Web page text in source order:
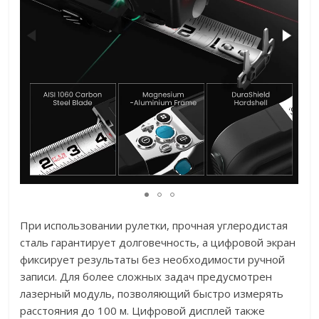
При использовании рулетки, прочная углеродистая
сталь гарантирует долговечность, а цифровой экран
фиксирует результаты без необходимости ручной
записи. Для более сложных задач предусмотрен
лазерный модуль, позволяющий быстро измерять
расстояния до 100 м. Цифровой дисплей также